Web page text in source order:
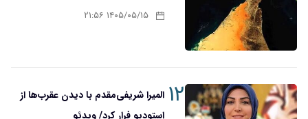
۱۴۰۵/۰۵/۱۵ ۲۱:۵۶
۱۲ المیرا شریفی‌مقدم با دیدن عقرب‌ها از
استودیو فرار کرد/ ویدئو